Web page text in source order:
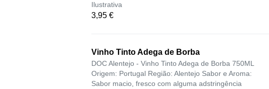
Ilustrativa
3,95 €
Vinho Tinto Adega de Borba
DOC Alentejo - Vinho Tinto Adega de Borba 750ML
Origem: Portugal Região: Alentejo Sabor e Aroma:
Sabor macio, fresco com alguma adstringência